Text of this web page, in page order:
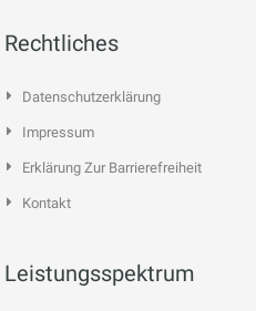
Rechtliches
Datenschutzerklärung
Impressum
Erklärung Zur Barrierefreiheit
Kontakt
Leistungsspektrum